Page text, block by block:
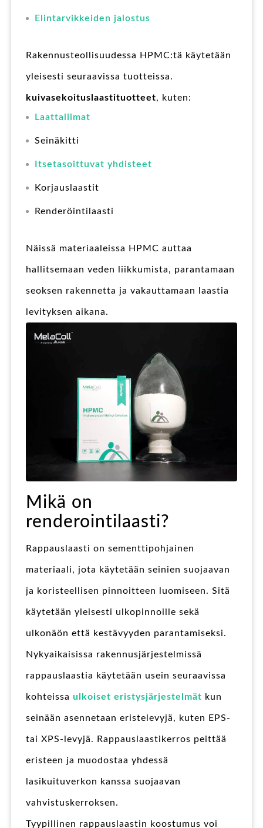
Elintarvikkeiden jalostus
Rakennusteollisuudessa HPMC:tä käytetään
yleisesti seuraavissa tuotteissa.
kuivasekoituslaastituotteet, kuten:
Laattaliimat
Seinäkitti
Itsetasoittuvat yhdisteet
Korjauslaastit
Renderöintilaasti
Näissä materiaaleissa HPMC auttaa
hallitsemaan veden liikkumista, parantamaan
seoksen rakennetta ja vakauttamaan laastia
levityksen aikana.
Mikä on
renderointilaasti?
Rappauslaasti on sementtipohjainen
materiaali, jota käytetään seinien suojaavan
ja koristeellisen pinnoitteen luomiseen. Sitä
käytetään yleisesti ulkopinnoille sekä
ulkonäön että kestävyyden parantamiseksi.
Nykyaikaisissa rakennusjärjestelmissä
rappauslaastia käytetään usein seuraavissa
kohteissa ulkoiset eristysjärjestelmät kun
seinään asennetaan eristelevyjä, kuten EPS-
tai XPS-levyjä. Rappauslaastikerros peittää
eristeen ja muodostaa yhdessä
lasikuituverkon kanssa suojaavan
vahvistuskerroksen.
Tyypillinen rappauslaastin koostumus voi